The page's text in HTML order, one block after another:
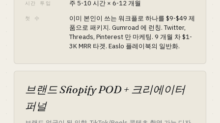
시간 투입 주 5-10 시간 × 6-12 개월
첫 수
이미 본인이 쓰는 워크플로 하나를 $9-$49 제
품으로 패키지. Gumroad 에 런칭. Twitter,
Threads, Pinterest 만 마케팅. 9 개월 차 $1-
3K MRR 타겟. Easlo 플레이북의 일반화.
브랜드 Shopify POD + 크리에이터
퍼널